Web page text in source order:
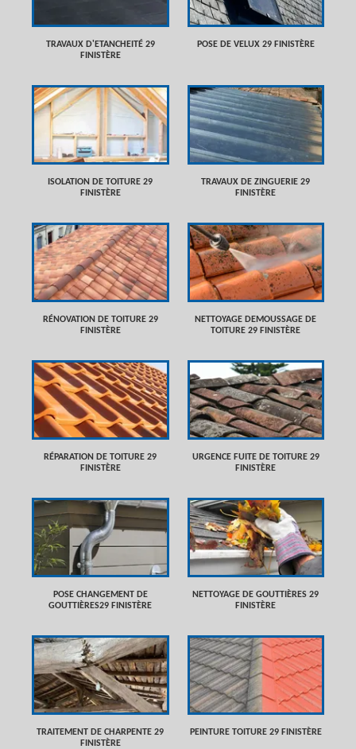
TRAVAUX D'ETANCHEITÉ 29
FINISTÈRE
POSE DE VELUX 29 FINISTÈRE
ISOLATION DE TOITURE 29
FINISTÈRE
TRAVAUX DE ZINGUERIE 29
FINISTÈRE
RÉNOVATION DE TOITURE 29
FINISTÈRE
NETTOYAGE DEMOUSSAGE DE
TOITURE 29 FINISTÈRE
RÉPARATION DE TOITURE 29
FINISTÈRE
URGENCE FUITE DE TOITURE 29
FINISTÈRE
POSE CHANGEMENT DE
GOUTTIÈRES29 FINISTÈRE
NETTOYAGE DE GOUTTIÈRES 29
FINISTÈRE
TRAITEMENT DE CHARPENTE 29
FINISTÈRE
PEINTURE TOITURE 29 FINISTÈRE